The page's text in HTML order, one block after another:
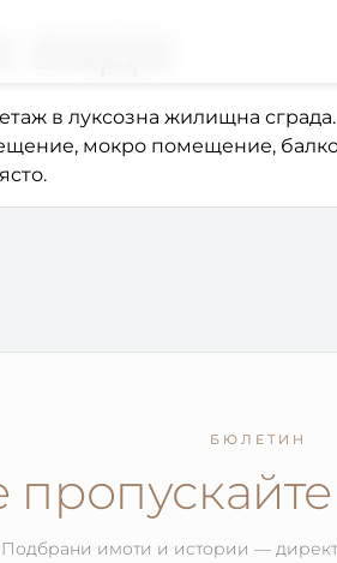
в луксозна жилищна
мокро помещение,
БЮЛЕТИН
Подбрани имоти и истории —